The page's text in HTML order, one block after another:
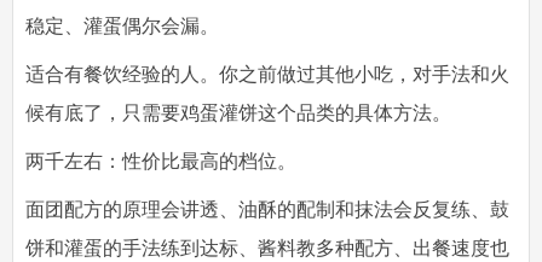
稳定、灌蛋偶尔会漏。
适合有餐饮经验的人。你之前做过其他小吃，对手法和火
候有底了，只需要鸡蛋灌饼这个品类的具体方法。
两千左右：性价比最高的档位。
面团配方的原理会讲透、油酥的配制和抹法会反复练、鼓
饼和灌蛋的手法练到达标、酱料教多种配方、出餐速度也